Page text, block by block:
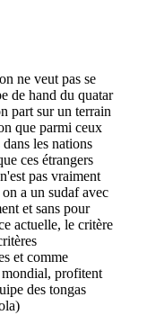
ne veut pas se
de hand du quatar
part sur un terrain
que parmi ceux
les nations
ces étrangers
pas vraiment
a un sudaf avec
et sans pour
actuelle, le critère
et comme
mondial, profitent
des tongas